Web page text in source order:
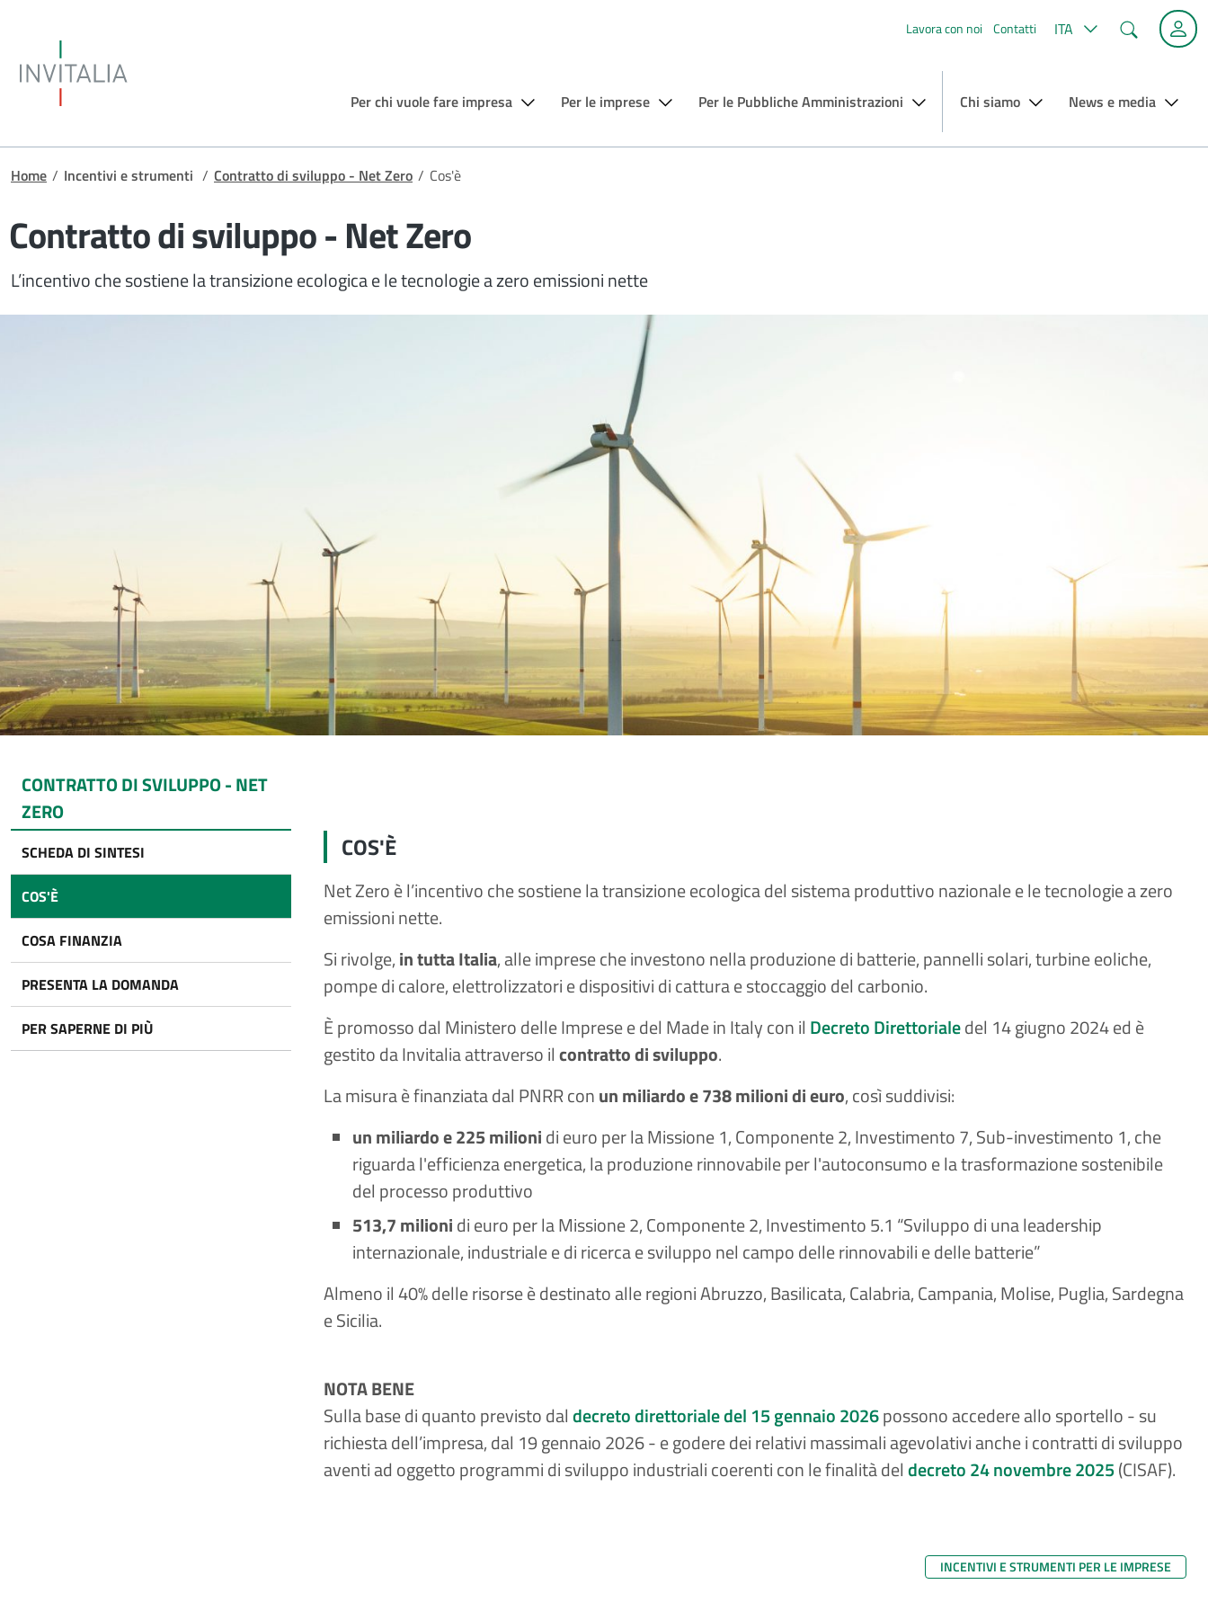
Lavora con noi Contatti ITA Cerca
Per chi vuole fare impresa Per le imprese Per le Pubbliche Amministrazioni Chi siamo News e media
Briciole di pane
Home / Incentivi e strumenti / Contratto di sviluppo - Net Zero / Cos'è
Contratto di sviluppo - Net Zero
L’incentivo che sostiene la transizione ecologica e le tecnologie a zero emissioni nette
CONTRATTO DI SVILUPPO - NET
ZERO
SCHEDA DI SINTESI
COS'È
COSA FINANZIA
PRESENTA LA DOMANDA
PER SAPERNE DI PIÙ
COS'È
Net Zero è l’incentivo che sostiene la transizione ecologica del sistema produttivo nazionale e le tecnologie a zero
emissioni nette.
Si rivolge,in tutta Italia, alle imprese che investono nella produzione di batterie, pannelli solari, turbine eoliche,
pompe di calore, elettrolizzatori e dispositivi di cattura e stoccaggio del carbonio.
È promosso dal Ministero delle Imprese e del Made in Italy con il Decreto Direttorialedel 14 giugno 2024 ed è
gestito da Invitalia attraverso ilcontratto di sviluppo.
La misura è finanziata dal PNRR conun miliardo e 738 milioni di euro, così suddivisi:
un miliardo e 225 milionidi euro per la Missione 1, Componente 2, Investimento 7, Sub-investimento 1, che
riguarda l'efficienza energetica, la produzione rinnovabile per l'autoconsumo e la trasformazione sostenibile
del processo produttivo
513,7 milionidi euro per la Missione 2, Componente 2, Investimento 5.1 “Sviluppo di una leadership
internazionale, industriale e di ricerca e sviluppo nel campo delle rinnovabili e delle batterie”
Almeno il 40% delle risorse è destinato alle regioni Abruzzo, Basilicata, Calabria, Campania, Molise, Puglia, Sardegna
e Sicilia.
NOTA BENE
Sulla base di quanto previsto daldecreto direttoriale del 15 gennaio 2026possono accedere allo sportello - su
richiesta dell’impresa, dal 19 gennaio 2026 - e godere dei relativi massimali agevolativi anche i contratti di sviluppo
aventi ad oggetto programmi di sviluppo industriali coerenti con le finalità deldecreto 24 novembre 2025(CISAF).
INCENTIVI E STRUMENTI PER LE IMPRESE